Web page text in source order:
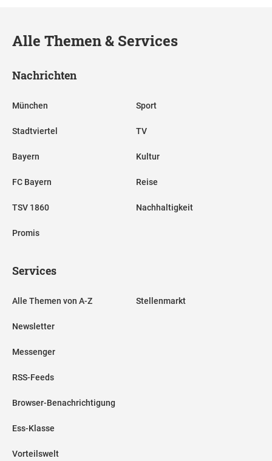
Alle Themen & Services
Nachrichten
München
Stadtviertel
Bayern
FC Bayern
TSV 1860
Promis
Sport
TV
Kultur
Reise
Nachhaltigkeit
Services
Alle Themen von A-Z
Newsletter
Messenger
RSS-Feeds
Browser-Benachrichtigung
Ess-Klasse
Vorteilswelt
Stellenmarkt